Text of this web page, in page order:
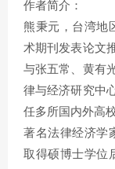
作者简介：
熊秉元，台湾地
术期刊发表论文
与张五常、黄有
律与经济研究中
任多所国内外高
著名法律经济学
取得硕博士学位